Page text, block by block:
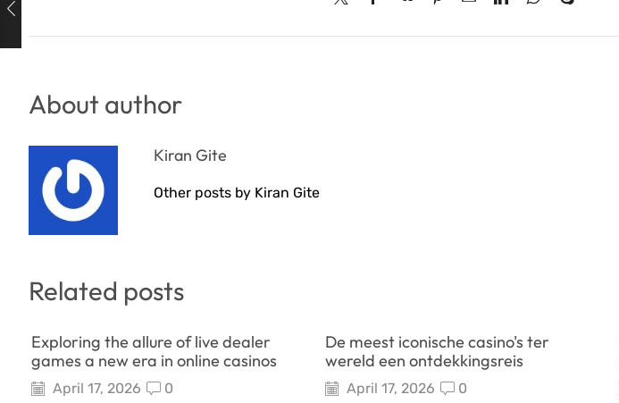
About author
Kiran Gite
Other posts by Kiran Gite
Related posts
Exploring the allure of live dealer
games a new era in online casinos
April 17, 2026 0
De meest iconische casino's ter
wereld een ontdekkingsreis
April 17, 2026 0